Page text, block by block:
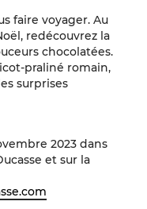
faire voyager. Au
redécouvrez la
chocolatées.
praliné romain,
surprises
2023 dans
et sur la